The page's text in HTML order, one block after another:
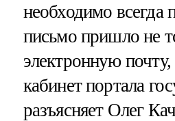
необходимо всегда
письмо пришло не
электронную
кабинет портала
разъясняет Олег